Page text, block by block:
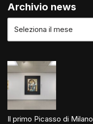
Archivio news
Il primo Picasso di Milano